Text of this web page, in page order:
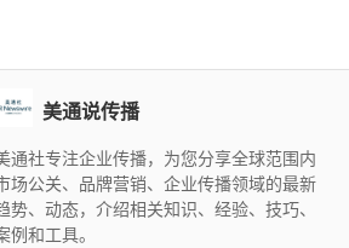
美通说传播
通社专注企业传播，为您分享全球范围内
场公关、品牌营销、企业传播领域的最新
势、动态，介绍相关知识、经验、技巧、
例和工具。